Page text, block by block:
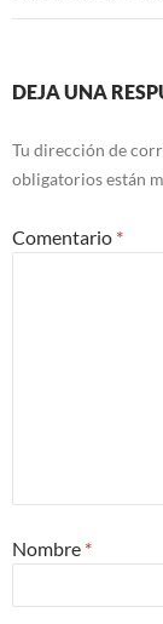
DEJA UNA
Tu dirección de
obligatorios están
Comentario *
Nombre *